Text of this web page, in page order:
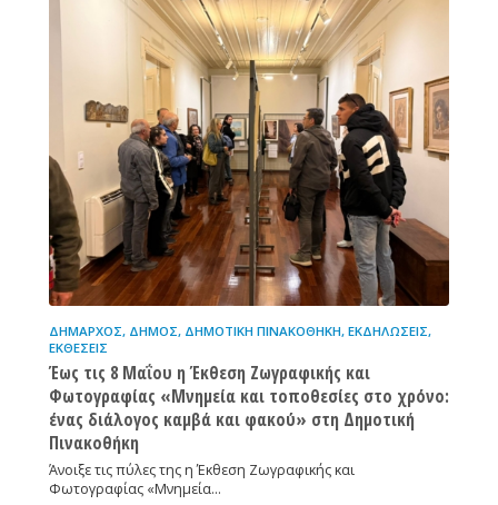
ΔΉΜΑΡΧΟΣ, ΔΉΜΟΣ, ΔΗΜΟΤΙΚΉ ΠΙΝΑΚΟΘΉΚΗ, ΕΚΔΗΛΏΣΕΙΣ,
ΕΚΘΈΣΕΙΣ
Έως τις 8 Μαΐου η Έκθεση Ζωγραφικής και
Φωτογραφίας «Μνημεία και τοποθεσίες στο χρόνο:
ένας διάλογος καμβά και φακού» στη Δημοτική
Πινακοθήκη
Άνοιξε τις πύλες της η Έκθεση Ζωγραφικής και
Φωτογραφίας «Μνημεία…